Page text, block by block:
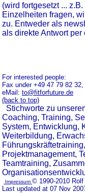
(wird fortgesetzt ...
Einzelheiten fragen,
zu. Entweder als
als direkte Antwort per
For interested people:
Fax under +49 47 79 82
eMail: to@fitforfuture.de
(back to top)
Stichworte zu
Coaching, Training,
System, Entwicklung,
Weiterbildung,
Projektmanagement,
Teamtraining,
Impressum © 1990-2010
Last updated at 07 Nov